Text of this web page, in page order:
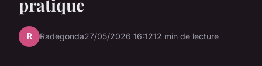
pratique
R Radegonda27/05/2026 16:1212 min de lecture